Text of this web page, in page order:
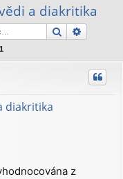
a diakritika
Search
1
diakritika
z